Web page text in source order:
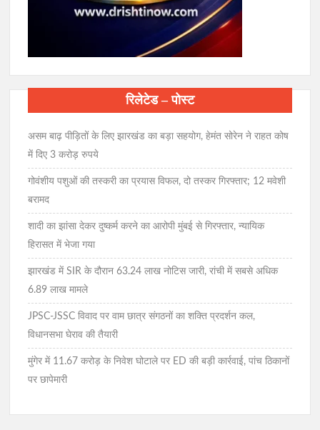
रिलेटेड – पोस्ट
असम बाढ़ पीड़ितों के लिए झारखंड का बड़ा सहयोग, हेमंत सोरेन ने राहत कोष
में दिए 3 करोड़ रुपये
गोवंशीय पशुओं की तस्करी का प्रयास विफल, दो तस्कर गिरफ्तार; 12 मवेशी
बरामद
शादी का झांसा देकर दुष्कर्म करने का आरोपी मुंबई से गिरफ्तार, न्यायिक
हिरासत में भेजा गया
झारखंड में SIR के दौरान 63.24 लाख नोटिस जारी, रांची में सबसे अधिक
6.89 लाख मामले
JPSC-JSSC विवाद पर वाम छात्र संगठनों का शक्ति प्रदर्शन कल,
विधानसभा घेराव की तैयारी
मुंगेर में 11.67 करोड़ के निवेश घोटाले पर ED की बड़ी कार्रवाई, पांच ठिकानों
पर छापेमारी